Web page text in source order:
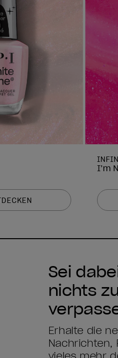
I’m
Sei
nichts
Erhalte die
Nachrichten,